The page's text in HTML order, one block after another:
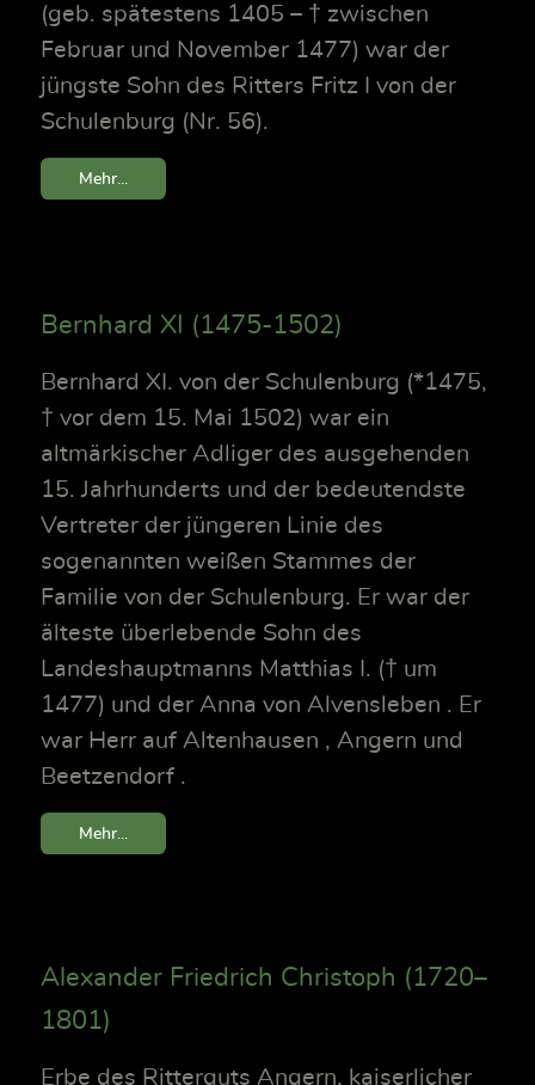
(geb. spätestens 1405 – † zwischen
Februar und November 1477) war der
jüngste Sohn des Ritters Fritz I von der
Schulenburg (Nr. 56).
Mehr...
Bernhard XI (1475-1502)
Bernhard XI. von der Schulenburg (*1475,
† vor dem 15. Mai 1502) war ein
altmärkischer Adliger des ausgehenden
15. Jahrhunderts und der bedeutendste
Vertreter der jüngeren Linie des
sogenannten weißen Stammes der
Familie von der Schulenburg. Er war der
älteste überlebende Sohn des
Landeshauptmanns Matthias I. († um
1477) und der Anna von Alvensleben . Er
war Herr auf Altenhausen , Angern und
Beetzendorf .
Mehr...
Alexander Friedrich Christoph (1720–
1801)
Erbe des Ritterguts Angern, kaiserlicher